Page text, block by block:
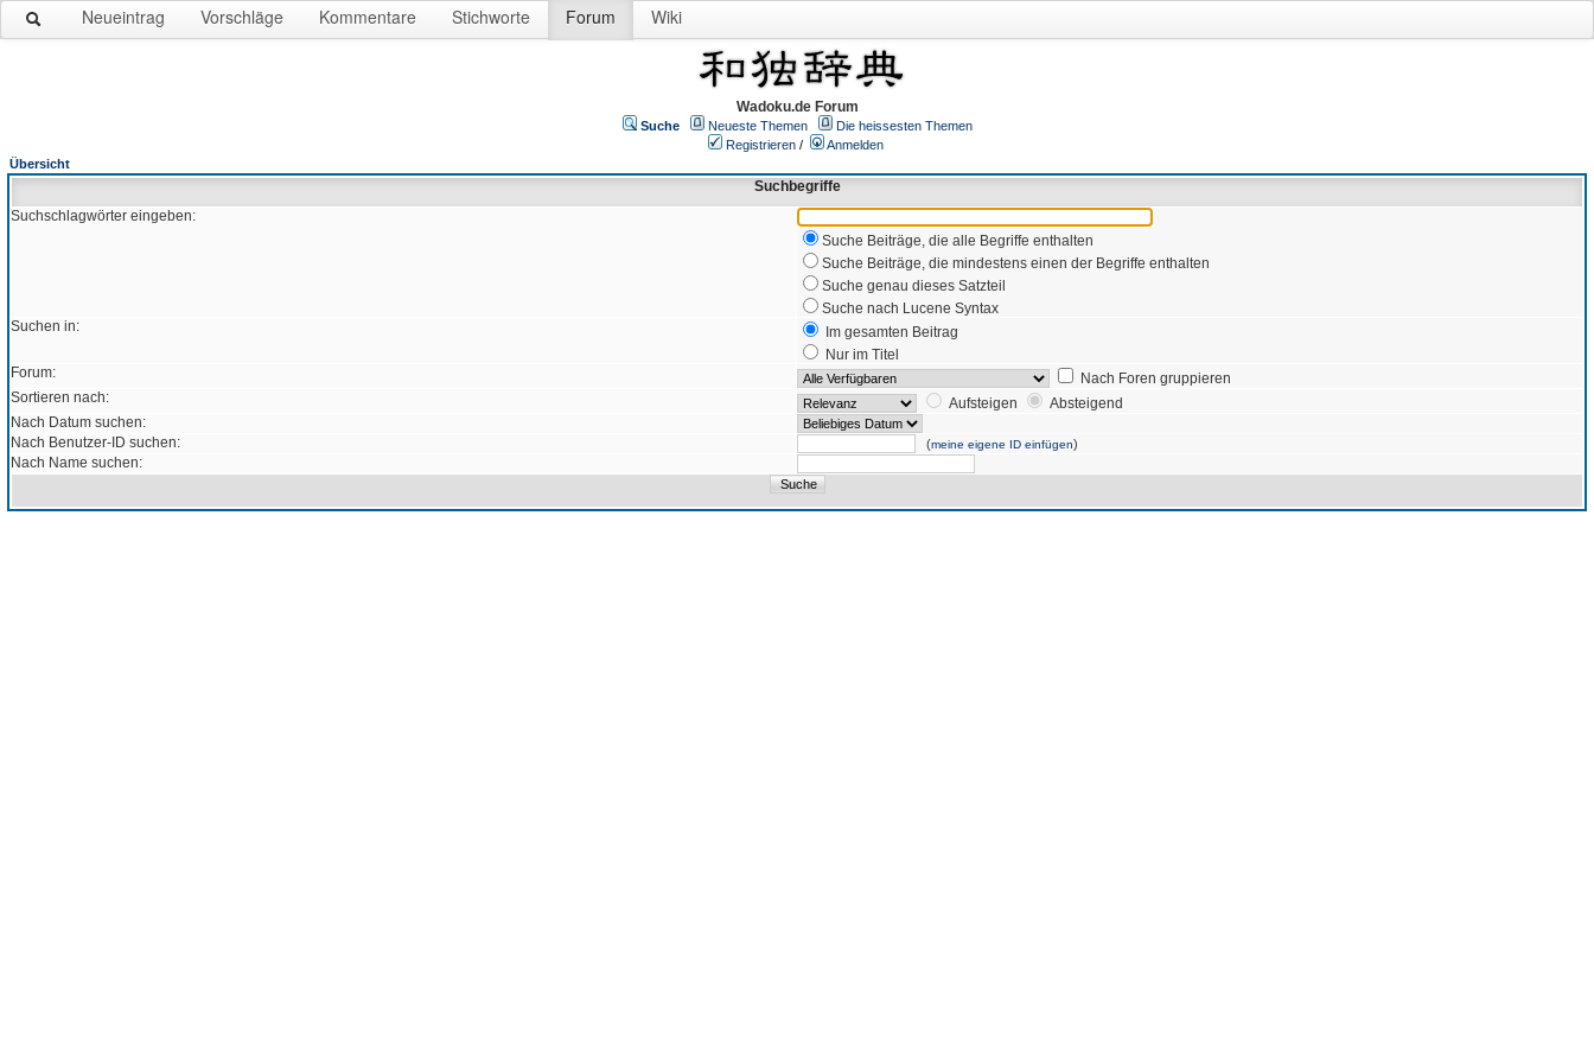
Neueintrag Vorschläge Kommentare Stichworte Forum Wiki
Wadoku.de Forum
Suche Neueste Themen
Die heissesten Themen
Registrieren /
Anmelden
Übersicht
Suchbegriffe
Suchschlagwörter eingeben:
Suche Beiträge, die alle Begriffe enthalten
Suche Beiträge, die mindestens einen der Begriffe enthalten
Suche genau dieses Satzteil
Suche nach Lucene Syntax
Suchen in:
Im gesamten Beitrag
Nur im Titel
Forum:
Nach Foren gruppieren
Sortieren nach:
Aufsteigen
Absteigend
Nach Datum suchen:
Nach Benutzer-ID suchen:
(meine eigene ID einfügen)
Nach Name suchen: